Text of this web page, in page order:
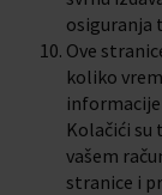
osiguranja
Ove
koliko
Kolačići su
vašem
stranice i